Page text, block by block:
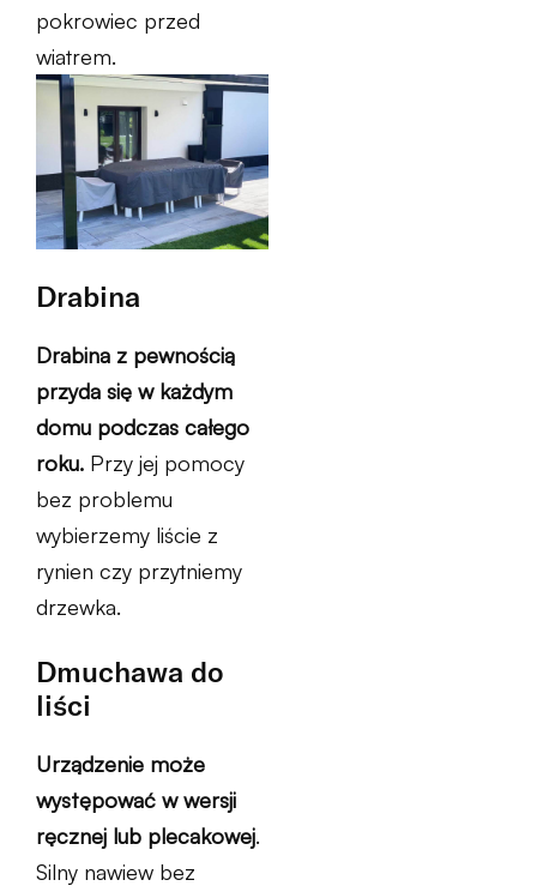
pokrowiec przed
wiatrem.
Drabina
Drabina z pewnością
przyda się w każdym
domu podczas całego
roku. Przy jej pomocy
bez problemu
wybierzemy liście z
rynien czy przytniemy
drzewka.
Dmuchawa do
liści
Urządzenie może
występować w wersji
ręcznej lub plecakowej.
Silny nawiew bez